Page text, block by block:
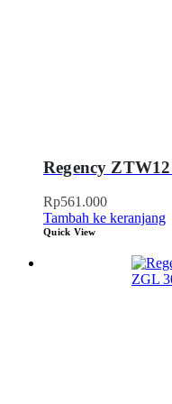
Regency
Rp561.000
Tambah ke keranjang
Quick View